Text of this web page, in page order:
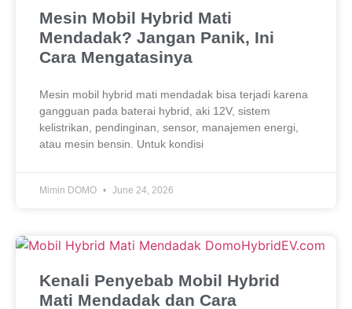
Mesin Mobil Hybrid Mati
Mendadak? Jangan Panik, Ini
Cara Mengatasinya
Mesin mobil hybrid mati mendadak bisa terjadi karena
gangguan pada baterai hybrid, aki 12V, sistem
kelistrikan, pendinginan, sensor, manajemen energi,
atau mesin bensin. Untuk kondisi
Mimin DOMO June 24, 2026
Kenali Penyebab Mobil Hybrid
Mati Mendadak dan Cara